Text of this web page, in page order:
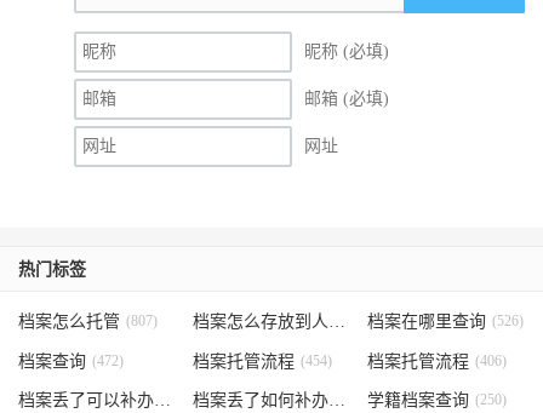
昵称 (必填)
邮箱 (必填)
网址
热门标签
档案怎么托管 (807) (535)
档案在哪里查询 (526)
档案查询 (472) 档案托管流程 (454) 档案托管流程 (406)
档案丢了可以补办吗 (371) 档案丢了如何补办 学籍档案查询 (250)